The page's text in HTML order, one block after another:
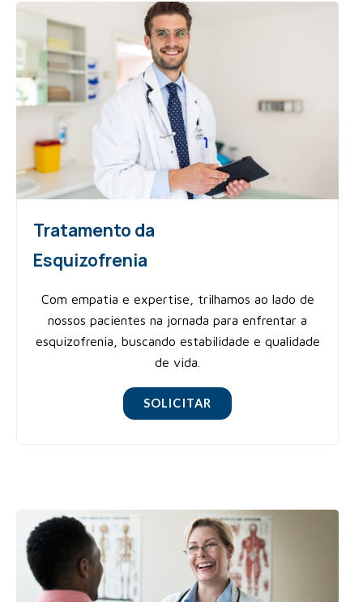
Tratamento da
Esquizofrenia
Com empatia e expertise, trilhamos ao lado de
nossos pacientes na jornada para enfrentar a
esquizofrenia, buscando estabilidade e qualidade
de vida.
SOLICITAR